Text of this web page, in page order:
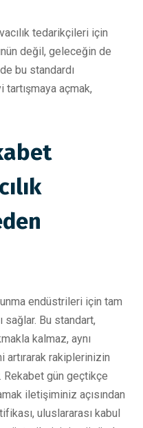
tedarikçileri için
değil, geleceğin de
bu standardı
tartışmaya açmak,
endüstrileri için tam
sağlar. Bu standart,
kalmaz, aynı
artırarak rakiplerinizin
Rekabet gün geçtikçe
iletişiminiz açısından
uluslararası kabul